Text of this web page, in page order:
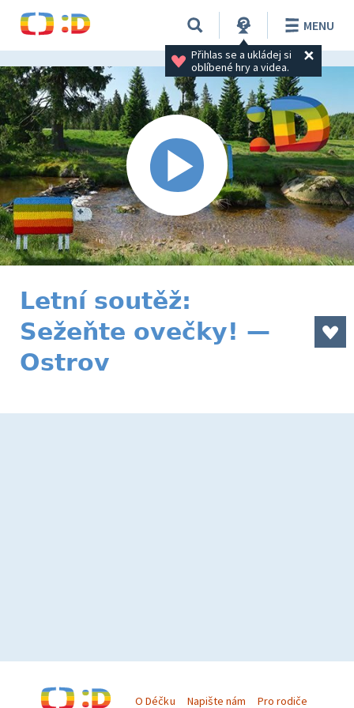
Přihlas se a ukládej si
oblíbené hry a videa.
MENU
Letní soutěž:
Sežeňte ovečky! —
Ostrov
O Déčku Napište nám Pro rodiče